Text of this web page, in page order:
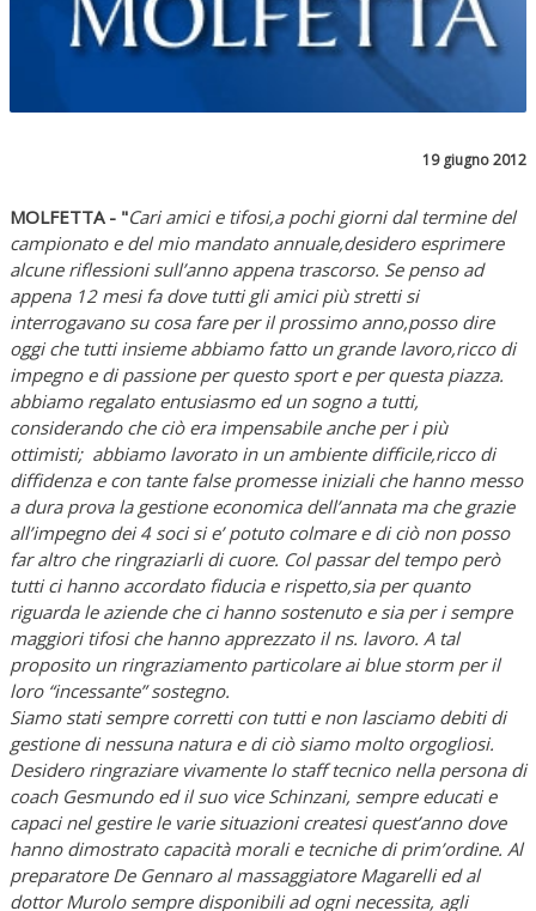
19 giugno 2012
MOLFETTA - "Cari amici e tifosi,a pochi giorni dal termine del
campionato e del mio mandato annuale,desidero esprimere
alcune riflessioni sull’anno appena trascorso. Se penso ad
appena 12 mesi fa dove tutti gli amici più stretti si
interrogavano su cosa fare per il prossimo anno,posso dire
oggi che tutti insieme abbiamo fatto un grande lavoro,ricco di
impegno e di passione per questo sport e per questa piazza.
abbiamo regalato entusiasmo ed un sogno a tutti,
considerando che ciò era impensabile anche per i più
ottimisti; abbiamo lavorato in un ambiente difficile,ricco di
diffidenza e con tante false promesse iniziali che hanno messo
a dura prova la gestione economica dell’annata ma che grazie
all’impegno dei 4 soci si e’ potuto colmare e di ciò non posso
far altro che ringraziarli di cuore. Col passar del tempo però
tutti ci hanno accordato fiducia e rispetto,sia per quanto
riguarda le aziende che ci hanno sostenuto e sia per i sempre
maggiori tifosi che hanno apprezzato il ns. lavoro. A tal
proposito un ringraziamento particolare ai blue storm per il
loro “incessante” sostegno.
Siamo stati sempre corretti con tutti e non lasciamo debiti di
gestione di nessuna natura e di ciò siamo molto orgogliosi.
Desidero ringraziare vivamente lo staff tecnico nella persona di
coach Gesmundo ed il suo vice Schinzani, sempre educati e
capaci nel gestire le varie situazioni createsi quest’anno dove
hanno dimostrato capacità morali e tecniche di prim’ordine. Al
preparatore De Gennaro al massaggiatore Magarelli ed al
dottor Murolo sempre disponibili ad ogni necessita, agli